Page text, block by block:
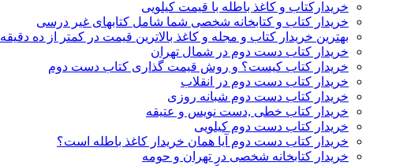
خریدارکتاب و کاغذ باطله با قیمت کیلویی
خریدار کتاب و کتابخانه شخصی شما شامل کتابهای غیر درسی
بهترین خریدار کتاب و مجله و کاغذ بالاترین قیمت در کمتر از ده دقیقه
خریدار کتاب دست دوم در شمال تهران
خریدار کتاب کیست؟ و روش قیمت گذاری کتاب دست دوم
خریدار کتاب دست دوم در انقلاب
خریدار کتاب دست دوم شبانه روزی
خریدار کتاب خطی ,دست نویس و عتیقه
خریدار کتاب دست دوم کیلویی
خریدار کتاب دست دوم آیا همان خریدار کاغذ باطله است؟
خریدار کتابخانه شخصی در تهران و حومه